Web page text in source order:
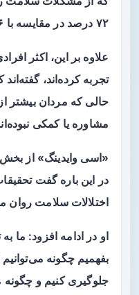
۷۲ درصد در مقایسه با ۵۶ درصد.
علاوه بر این، اکثر
تجربه کرده‌اند، گفته‌اند
حالی که مردان بیشتر
مشاوره یا کمکی
در این باره گفت
اختلالات سلامت روان
او در ادامه افزود: ما
بفهمیم چگونه
جلوگیری کنیم و چگونه